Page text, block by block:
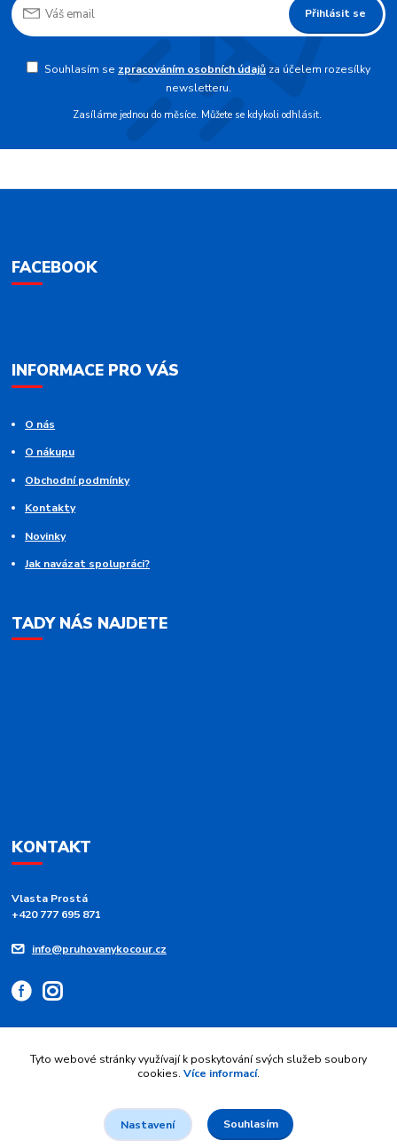
Přihlásit se
Souhlasím se zpracováním osobních údajůza účelem rozesílky
newsletteru.
Zasíláme jednou do měsíce. Můžete se kdykoli odhlásit.
FACEBOOK
INFORMACE PRO VÁS
O nás
O nákupu
Obchodní podmínky
Kontakty
Novinky
Jak navázat spolupráci?
TADY NÁS NAJDETE
KONTAKT
Vlasta Prostá
+420 777 695 871
info@pruhovanykocour.cz
Upravit sběr cookies.
© 2026 Pruhovaný kocour - modré pruhy 💙 srdce z duhy | Vytvořil
Maier
Tyto webové stránky využívají k poskytování svých služeb soubory
cookies. Více informací.
Nastavení Souhlasím